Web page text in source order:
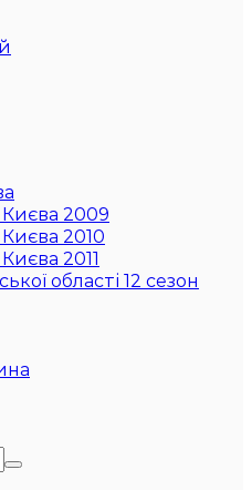
2009
2010
2011
області 12 сезон